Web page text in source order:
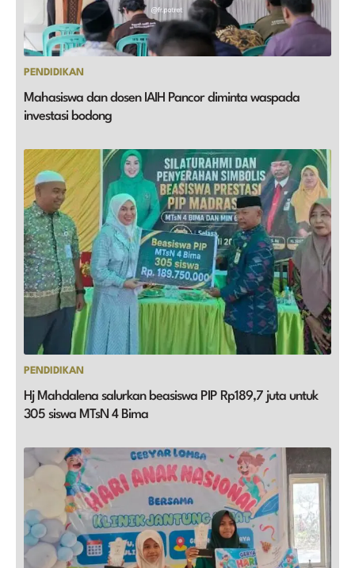
PENDIDIKAN
Mahasiswa dan dosen IAIH Pancor diminta waspada
investasi bodong
PENDIDIKAN
Hj Mahdalena salurkan beasiswa PIP Rp189,7 juta untuk
305 siswa MTsN 4 Bima